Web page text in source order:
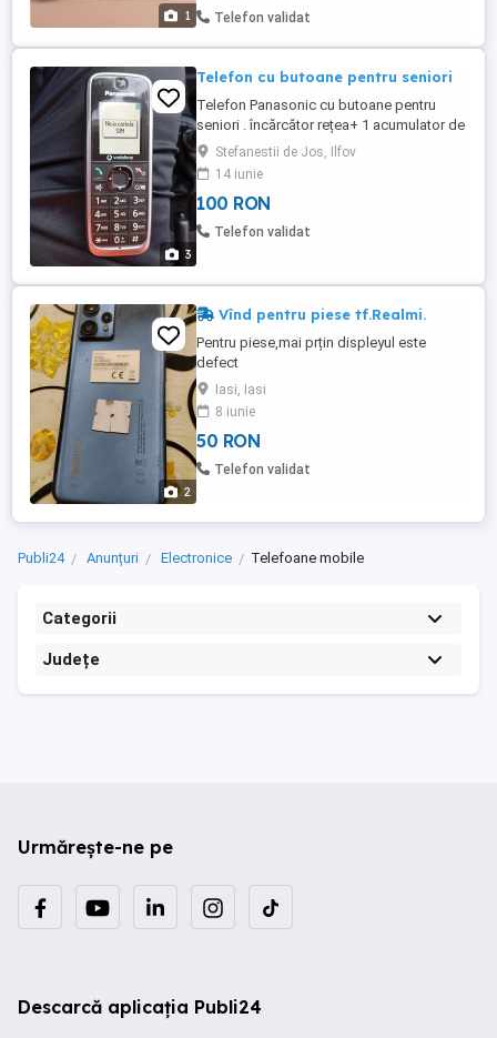
1 Telefon validat
3
Telefon cu butoane pentru seniori
Telefon Panasonic cu butoane pentru
seniori . încărcător rețea+ 1 acumulator de
rezervă .Blocat în rețeaua Vodafone
Stefanestii de Jos, Ilfov
14 iunie
100 RON
Telefon validat
2
Vînd pentru piese tf.Realmi.
Pentru piese,mai prțin displeyul este
defect
Iasi, Iasi
8 iunie
50 RON
Telefon validat
Publi24 Anunțuri Electronice Telefoane mobile
Categorii
Județe
Urmărește-ne pe
Descarcă aplicația Publi24